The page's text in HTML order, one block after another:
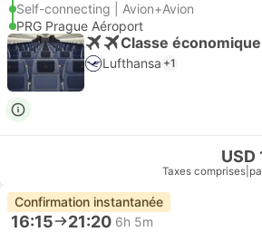
Self-connecting | Avion+Avion
PRG Prague Aéroport
Lufthansa +1
USD
Taxes comprises
Confirmation instantanée
16:15 21:20 6h 5m